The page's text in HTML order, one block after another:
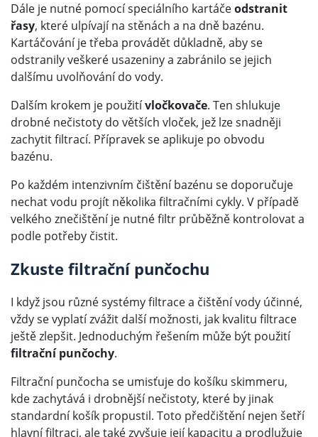
Dále je nutné pomocí speciálního kartáčeodstranit
řasy, které ulpívají na stěnách a na dně bazénu.
Kartáčování je třeba provádět důkladně, aby se
odstranily veškeré usazeniny a zabránilo se jejich
dalšímu uvolňování do vody.
Dalším krokem je použitívločkovače. Ten shlukuje
drobné nečistoty do větších vloček, jež lze snadněji
zachytit filtrací. Přípravek se aplikuje po obvodu
bazénu.
Po každém intenzivním čištění bazénu se doporučuje
nechat vodu projít několika filtračními cykly. V případě
velkého znečištění je nutné filtr průběžně kontrolovat a
podle potřeby čistit.
Zkuste filtrační punčochu
I když jsou různé systémy filtrace a čištění vody účinné,
vždy se vyplatí zvážit další možnosti, jak kvalitu filtrace
ještě zlepšit. Jednoduchým řešením může být použití
filtrační punčochy.
Filtrační punčocha se umisťuje do košíku skimmeru,
kde zachytává i drobnější nečistoty, které by jinak
standardní košík propustil. Toto předčištění nejen šetří
hlavní filtraci, ale také zvyšuje její kapacitu a prodlužuje